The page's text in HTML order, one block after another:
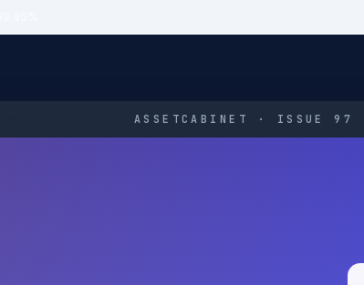
ASSETCABINET · ISSUE 97